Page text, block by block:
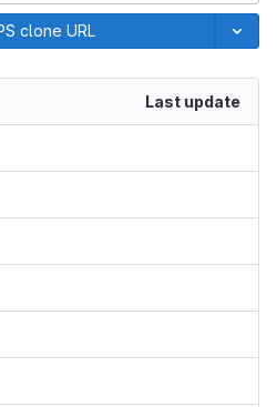
clone URL
Last update